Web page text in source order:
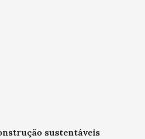
sustentáveis